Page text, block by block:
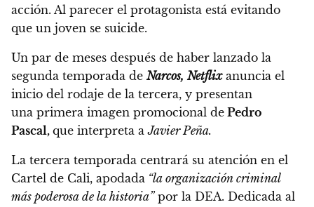
acción. Al parecer el protagonista está evitando
que un joven se suicide.
Un par de meses después de haber lanzado la
segunda temporada deNarcos, Netflixanuncia el
inicio del rodaje de la tercera, y presentan
una primera imagen promocional de Pedro
Pascal, que interpreta aJavier Peña.
La tercera temporada centrará su atención en el
Cartel de Cali, apodada “la organización criminal
más poderosa de la historia”por la DEA. Dedicada al